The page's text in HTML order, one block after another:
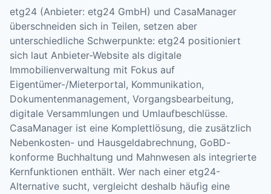
etg24 (Anbieter: etg24 GmbH) und CasaManager
überschneiden sich in Teilen, setzen aber
unterschiedliche Schwerpunkte: etg24 positioniert
sich laut Anbieter-Website als digitale
Immobilienverwaltung mit Fokus auf
Eigentümer-/Mieterportal, Kommunikation,
Dokumentenmanagement, Vorgangsbearbeitung,
digitale Versammlungen und Umlaufbeschlüsse.
CasaManager ist eine Komplettlösung, die zusätzlich
Nebenkosten- und Hausgeldabrechnung, GoBD-
konforme Buchhaltung und Mahnwesen als integrierte
Kernfunktionen enthält. Wer nach einer etg24-
Alternative sucht, vergleicht deshalb häufig eine